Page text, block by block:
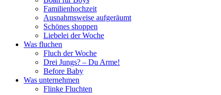
Familienhochzeit
Ausnahmsweise aufgeräumt
Schönes shoppen
Liebelei der Woche
Was fluchen
Fluch der Woche
Drei Jungs? – Du Arme!
Before Baby
Was unternehmen
Flinke Fluchten